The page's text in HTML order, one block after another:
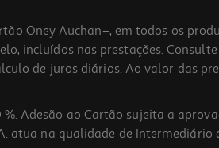
Oney Auchan+, em todos os
incluídos nas prestações.
de juros diários. Ao valor das
Adesão ao Cartão sujeita a
atua na qualidade de